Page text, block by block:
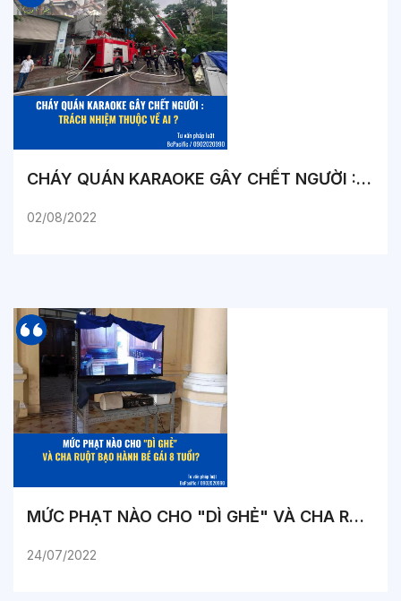
CHÁY QUÁN KARAOKE GÂY CHẾT NGƯỜI : TRÁCH NHIỆM THUỘC VỀ AI ?
02/08/2022
MỨC PHẠT NÀO CHO "DÌ GHẺ" VÀ CHA RUỘT BẠO HÀNH BÉ GÁI 8 TUỔI?
24/07/2022